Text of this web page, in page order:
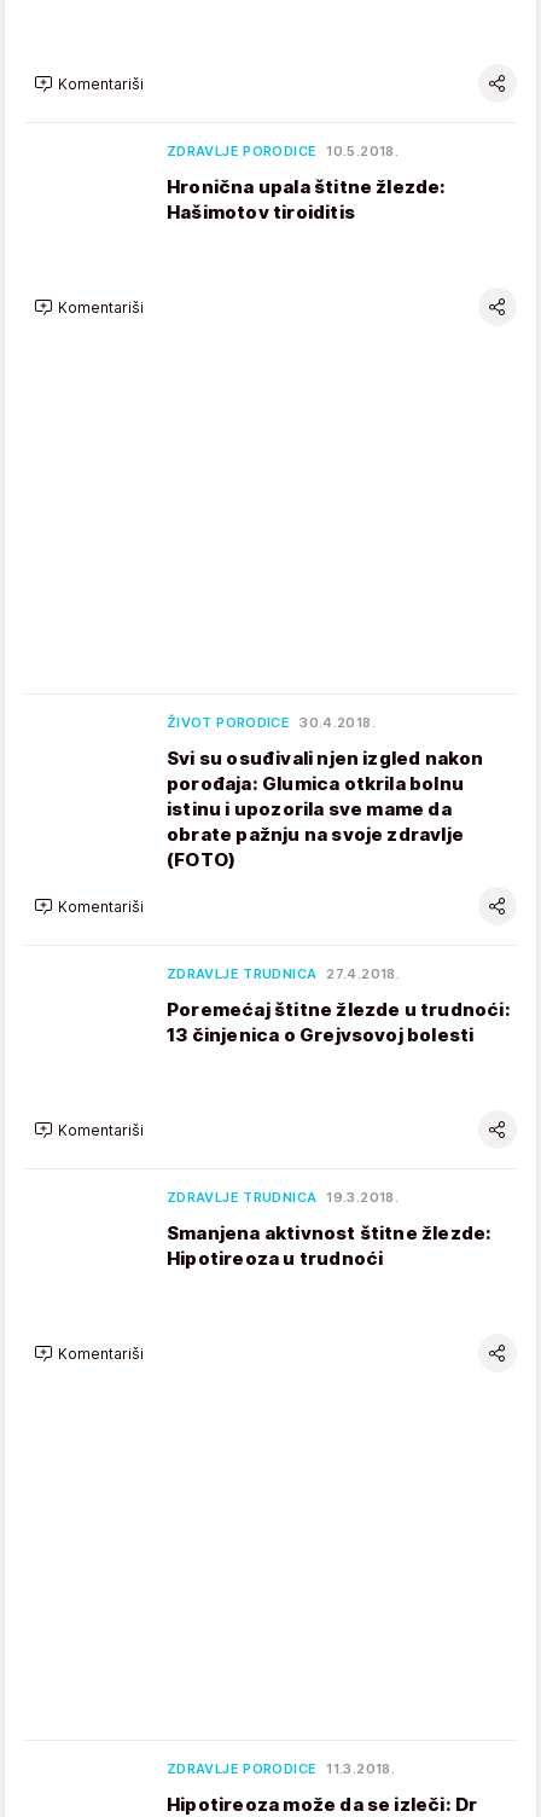
Komentariši
ZDRAVLJE PORODICE 10.5.2018.
Hronična upala štitne žlezde:
Hašimotov tiroiditis
Komentariši
ŽIVOT PORODICE 30.4.2018.
Svi su osuđivali njen izgled nakon
porođaja: Glumica otkrila bolnu
istinu i upozorila sve mame da
obrate pažnju na svoje zdravlje
(FOTO)
Komentariši
ZDRAVLJE TRUDNICA 27.4.2018.
Poremećaj štitne žlezde u trudnoći:
13 činjenica o Grejvsovoj bolesti
Komentariši
ZDRAVLJE TRUDNICA 19.3.2018.
Smanjena aktivnost štitne žlezde:
Hipotireoza u trudnoći
Komentariši
ZDRAVLJE PORODICE 11.3.2018.
Hipotireoza može da se izleči: Dr